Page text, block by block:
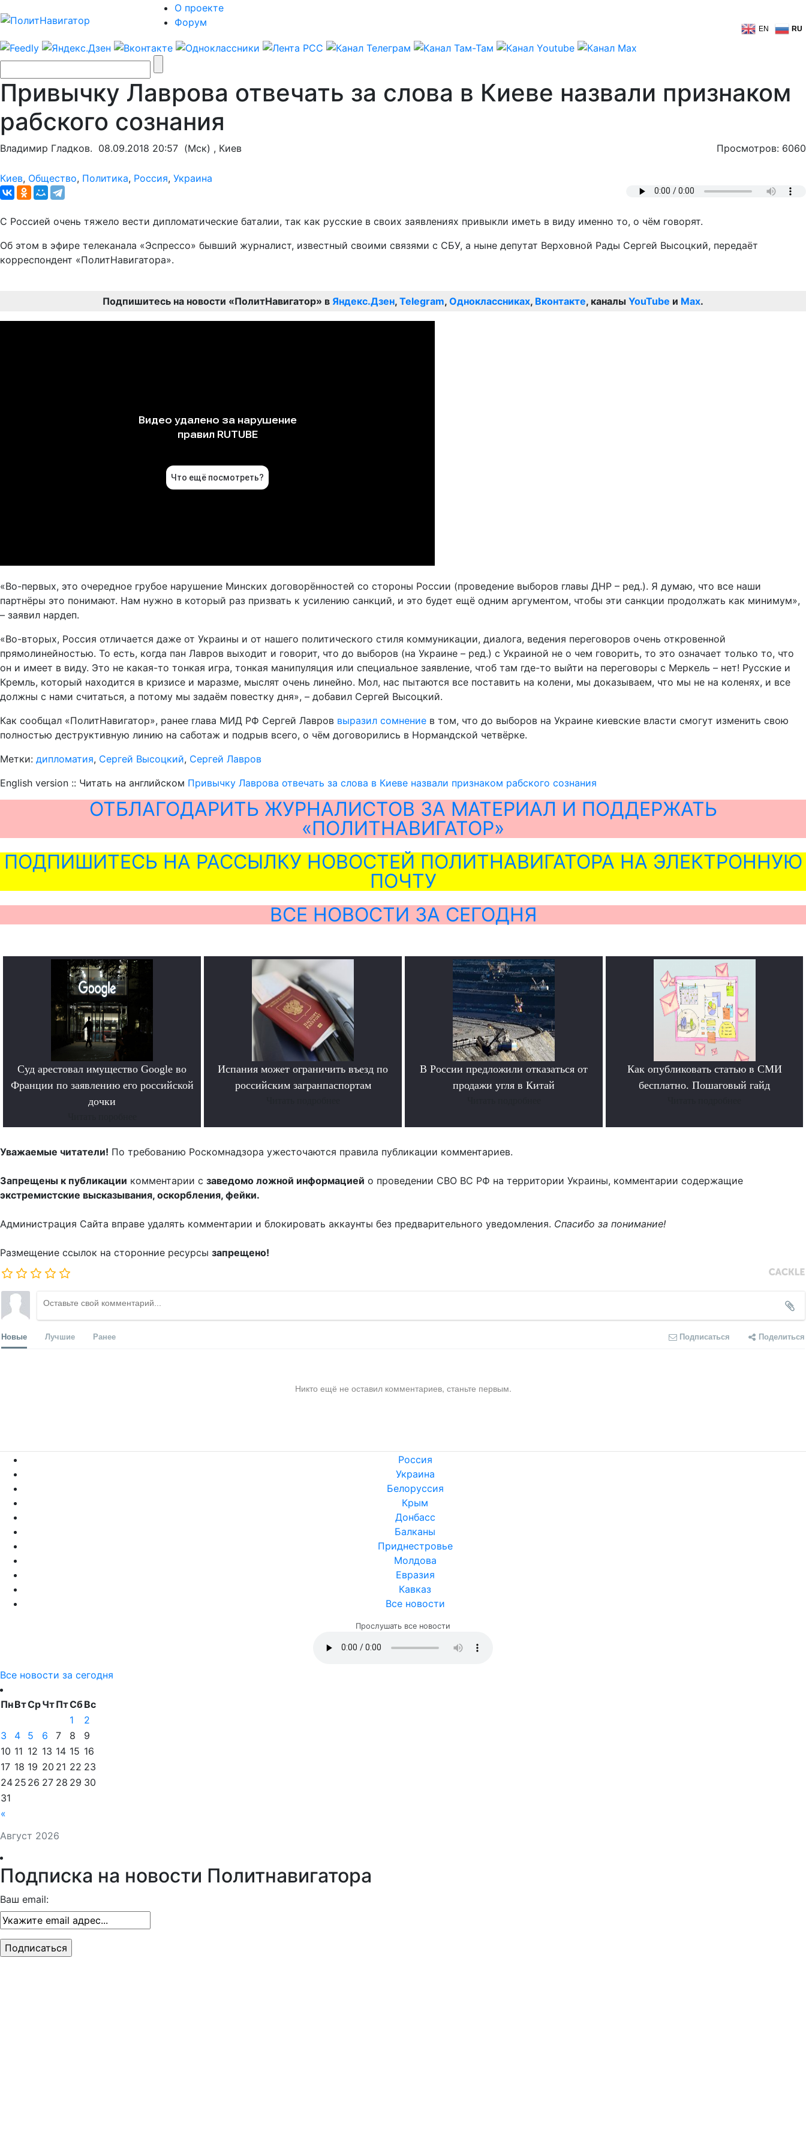
О проекте
Форум
EN RU
Привычку Лаврова отвечать за слова в Киеве назвали признаком
рабского сознания
Владимир Гладков. 08.09.2018 20:57 (Мск) , Киев Просмотров: 6060
Киев, Общество, Политика, Россия, Украина
С Россией очень тяжело вести дипломатические баталии, так как русские в своих заявлениях привыкли иметь в виду именно то, о чём говорят.
Об этом в эфире телеканала «Эспрессо» бывший журналист, известный своими связями с СБУ, а ныне депутат Верховной Рады Сергей Высоцкий, передаёт
корреспондент «ПолитНавигатора».
Подпишитесь на новости «ПолитНавигатор» в Яндекс.Дзен, Telegram, Одноклассниках, Вконтакте, каналы YouTube и Max.
«Во-первых, это очередное грубое нарушение Минских договорённостей со стороны России (проведение выборов главы ДНР – ред.). Я думаю, что все наши
партнёры это понимают. Нам нужно в который раз призвать к усилению санкций, и это будет ещё одним аргументом, чтобы эти санкции продолжать как минимум»,
– заявил нардеп.
«Во-вторых, Россия отличается даже от Украины и от нашего политического стиля коммуникации, диалога, ведения переговоров очень откровенной
прямолинейностью. То есть, когда пан Лавров выходит и говорит, что до выборов (на Украине – ред.) с Украиной не о чем говорить, то это означает только то, что
он и имеет в виду. Это не какая-то тонкая игра, тонкая манипуляция или специальное заявление, чтоб там где-то выйти на переговоры с Меркель – нет! Русские и
Кремль, который находится в кризисе и маразме, мыслят очень линейно. Мол, нас пытаются все поставить на колени, мы доказываем, что мы не на коленях, и все
должны с нами считаться, а потому мы задаём повестку дня», – добавил Сергей Высоцкий.
Как сообщал «ПолитНавигатор», ранее глава МИД РФ Сергей Лавров выразил сомнение в том, что до выборов на Украине киевские власти смогут изменить свою
полностью деструктивную линию на саботаж и подрыв всего, о чём договорились в Нормандской четвёрке.
Метки: дипломатия, Сергей Высоцкий, Сергей Лавров
English version :: Читать на английском Привычку Лаврова отвечать за слова в Киеве назвали признаком рабского сознания
ОТБЛАГОДАРИТЬ ЖУРНАЛИСТОВ ЗА МАТЕРИАЛ И ПОДДЕРЖАТЬ
«ПОЛИТНАВИГАТОР»
ПОДПИШИТЕСЬ НА РАССЫЛКУ НОВОСТЕЙ ПОЛИТНАВИГАТОРА НА ЭЛЕКТРОННУЮ
ПОЧТУ
ВСЕ НОВОСТИ ЗА СЕГОДНЯ
Суд арестовал имущество Google во
Франции по заявлению его российской
дочки
Испания может ограничить въезд по
российским загранпаспортам
В России предложили отказаться от
продажи угля в Китай
Как опубликовать статью в СМИ
бесплатно. Пошаговый гайд
Уважаемые читатели! По требованию Роскомнадзора ужесточаются правила публикации комментариев.
Запрещены к публикации комментарии с заведомо ложной информацией о проведении СВО ВС РФ на территории Украины, комментарии содержащие
экстремистские высказывания, оскорбления, фейки.
Администрация Сайта вправе удалять комментарии и блокировать аккаунты без предварительного уведомления. Спасибо за понимание!
Размещение ссылок на сторонние ресурсы запрещено!
Новые Лучшие Ранее Подписаться Поделиться
Никто ещё не оставил комментариев, станьте первым.
Россия
Украина
Белоруссия
Крым
Донбасс
Балканы
Приднестровье
Молдова
Евразия
Кавказ
Все новости
Прослушать все новости
Все новости за сегодня
Август 2026
ПнВтСрЧтПтСбВс
«
1
2
3
4 5 6 7 8
9
10 11 12 13 14 15 16
17 18 19 20 21 22 23
24 25 26 27 28 29 30
31
Подписка на новости Политнавигатора
Ваш email: